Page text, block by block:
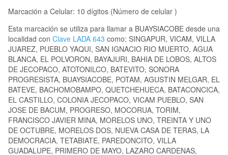
Marcación a Celular: 10 dígitos (Número de celular )
Esta marcación se utiliza para llamar a BUAYSIACOBE desde una
localidad con Clave LADA 643 como: SINGAPUR, VICAM, VILLA
JUAREZ, PUEBLO YAQUI, SAN IGNACIO RIO MUERTO, AGUA
BLANCA, EL POLVORON, BAYAJURI, BAHIA DE LOBOS, ALTOS
DE JECOPACO, ATOTONILCO, BATEVITO, SONORA
PROGRESISTA, BUAYSIACOBE, POTAM, AGUSTIN MELGAR, EL
BATEVE, BACHOMOBAMPO, QUETCHEHUECA, BATACONCICA,
EL CASTILLO, COLONIA JECOPACO, VICAM PUEBLO, SAN
JOSE DE BACUM, PROGRESO, MOCORUA, TORIM,
FRANCISCO JAVIER MINA, MORELOS UNO, TREINTA Y UNO
DE OCTUBRE, MORELOS DOS, NUEVA CASA DE TERAS, LA
DEMOCRACIA, TETABIATE, PAREDONCITO, VILLA
GUADALUPE, PRIMERO DE MAYO, LAZARO CARDENAS,